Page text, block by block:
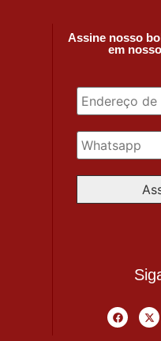
Assine nosso
em